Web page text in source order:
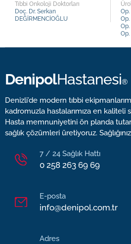
DenipolHastanesi®
Denizli’de modern tıbbi
kadromuzla hastalarımıza en kaliteli
Hasta memnuniyetini ön planda
sağlık çözümleri üretiyoruz.
7 / 24 Sağlık Hattı
0 258 263 69 69
E-posta
info@denipol.com.tr
Adres
Tıbbi Onkoloji Doktorları
Doç. Dr. Serkan
DEĞİRMENCİOĞLU
Op.
Op.
Op.